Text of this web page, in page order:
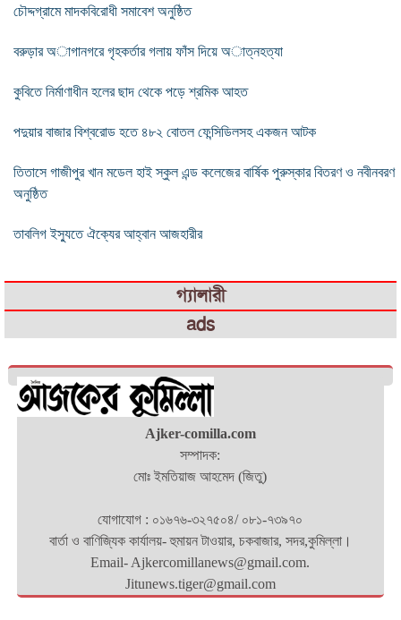
চৌদ্দগ্রামে মাদকবিরোধী সমাবেশ অনুষ্ঠিত
বরুড়ার অাগানগরে গৃহকর্তার গলায় ফাঁস দিয়ে অাত্নহত্যা
কুবিতে নির্মাণাধীন হলের ছাদ থেকে পড়ে শ্রমিক আহত
পদুয়ার বাজার বিশ্বরোড হতে ৪৮২ বোতল ফেন্সিডিলসহ একজন আটক
তিতাসে গাজীপুর খান মডেল হাই স্কুল এন্ড কলেজের বার্ষিক পুরুস্কার বিতরণ ও নবীনবরণ
অনুষ্ঠিত
তাবলিগ ইস্যুতে ঐক্যের আহ্বান আজহারীর
গ্যালারী
ads
Ajker-comilla.com
সম্পাদক:
মোঃ ইমতিয়াজ আহমেদ (জিতু)
যোগাযোগ : ০১৬৭৬-৩২৭৫০৪/ ০৮১-৭৩৯৭০
বার্তা ও বাণিজ্যিক কার্যালয়- হুমায়ন টাওয়ার, চকবাজার, সদর,কুমিল্লা।
Email- Ajkercomillanews@gmail.com.
Jitunews.tiger@gmail.com